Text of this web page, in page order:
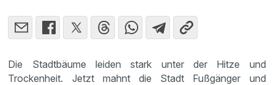
Die Stadtbäume leiden stark unter der Hitze und
Trockenheit. Jetzt mahnt die Stadt Fußgänger und